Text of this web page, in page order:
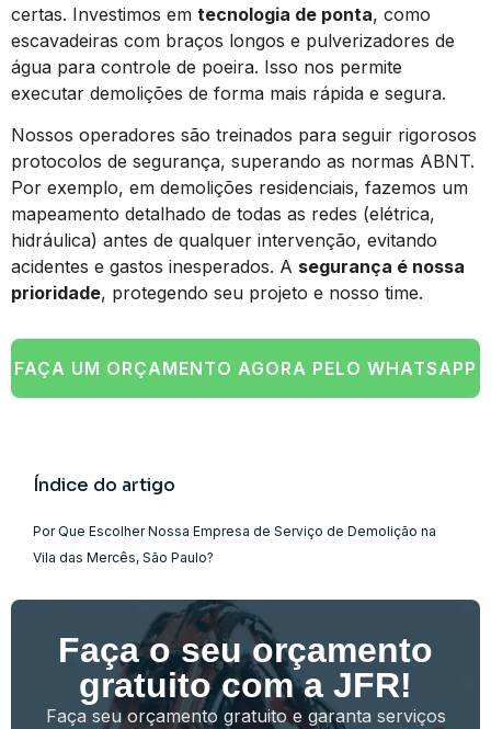
certas. Investimos em tecnologia de ponta, como
escavadeiras com braços longos e pulverizadores de
água para controle de poeira. Isso nos permite
executar demolições de forma mais rápida e segura.
Nossos operadores são treinados para seguir rigorosos
protocolos de segurança, superando as normas ABNT.
Por exemplo, em demolições residenciais, fazemos um
mapeamento detalhado de todas as redes (elétrica,
hidráulica) antes de qualquer intervenção, evitando
acidentes e gastos inesperados. A segurança é nossa
prioridade, protegendo seu projeto e nosso time.
FAÇA UM ORÇAMENTO AGORA PELO WHATSAPP
Índice do artigo
Por Que Escolher Nossa Empresa de Serviço de Demolição na
Vila das Mercês, São Paulo?
Faça o seu orçamento
gratuito com a JFR!
Faça seu orçamento gratuito e garanta serviços